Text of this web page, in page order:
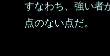
すなわち、強い者
点のない点だ。